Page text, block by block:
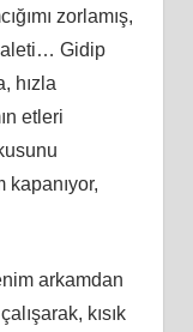
zorlamış,
aleti… Gidip
hızla
etleri
arkamdan
kısık